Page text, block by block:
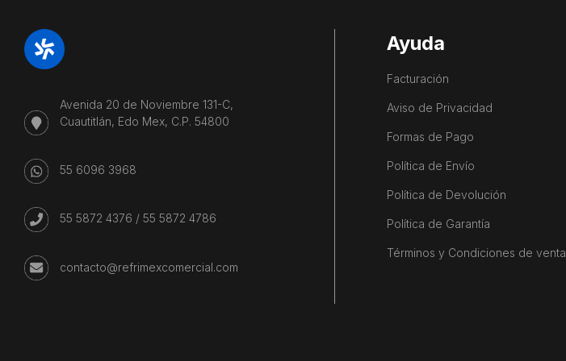
Avenida 20 de Noviembre 131-C,
Cuautitlán, Edo Mex, C.P. 54800
55 6096 3968
55 5872 4376 / 55 5872 4786
contacto@refrimexcomercial.com
Ayuda
Facturación
Aviso de Privacidad
Formas de Pago
Política de Envío
Política de Devolución
Política de Garantía
Términos y Condiciones de venta